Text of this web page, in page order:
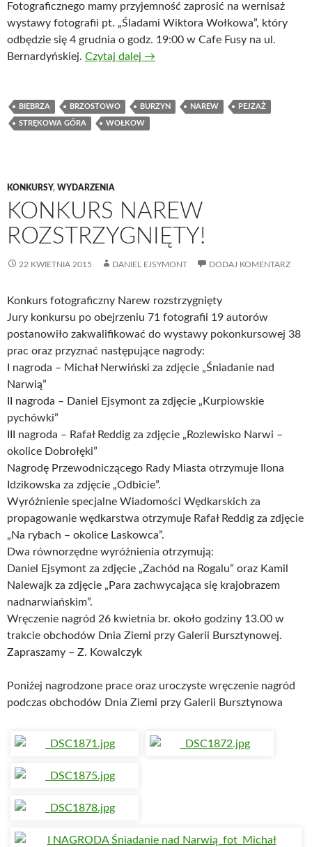
Fotograficznego mamy przyjemność zaprosić na wernisaż
wystawy fotografii pt. „Śladami Wiktora Wołkowa”, który
odbędzie się 4 grudnia o godz. 19:00 w Cafe Fusy na ul.
Bernardyńskiej. Czytaj dalej →
BIEBRZA BRZOSTOWO BURZYN NAREW PEJZAŻ
STRĘKOWA GÓRA WOŁKOW
KONKURSY, WYDARZENIA
KONKURS NAREW
ROZSTRZYGNIĘTY!
22 KWIETNIA 2015 DANIEL EJSYMONT DODAJ KOMENTARZ
Konkurs fotograficzny Narew rozstrzygnięty
Jury konkursu po obejrzeniu 71 fotografii 19 autorów
postanowiło zakwalifikować do wystawy pokonkursowej 38
prac oraz przyznać następujące nagrody:
I nagroda – Michał Nerwiński za zdjęcie „Śniadanie nad
Narwią”
II nagroda – Daniel Ejsymont za zdjęcie „Kurpiowskie
pychówki”
III nagroda – Rafał Reddig za zdjęcie „Rozlewisko Narwi –
okolice Dobrołęki”
Nagrodę Przewodniczącego Rady Miasta otrzymuje Ilona
Idzikowska za zdjęcie „Odbicie”.
Wyróżnienie specjalne Wiadomości Wędkarskich za
propagowanie wędkarstwa otrzymuje Rafał Reddig za zdjęcie
„Na rybach – okolice Laskowca”.
Dwa równorzędne wyróżnienia otrzymują:
Daniel Ejsymont za zdjęcie „Zachód na Rogalu” oraz Kamil
Nalewajk za zdjęcie „Para zachwycająca się krajobrazem
nadnarwiańskim”.
Wręczenie nagród 26 kwietnia br. około godziny 13.00 w
trakcie obchodów Dnia Ziemi przy Galerii Bursztynowej.
Zapraszamy – Z. Kowalczyk
Poniżej nagrodzone prace oraz uroczyste wręczenie nagród
podczas obchodów Dnia Ziemi przy Galerii Bursztynowa